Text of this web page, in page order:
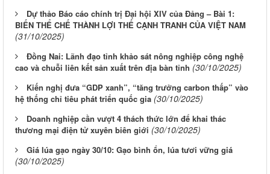
Dự thảo Báo cáo chính trị Đại hội XIV của Đảng – Bài 1:
BIẾN THỂ CHẾ THÀNH LỢI THẾ CẠNH TRANH CỦA VIỆT NAM
(31/10/2025)
Đồng Nai: Lãnh đạo tỉnh khảo sát nông nghiệp công nghệ
cao và chuỗi liên kết sản xuất trên địa bàn tỉnh (30/10/2025)
Kiến nghị đưa “GDP xanh”, “tăng trưởng carbon thấp” vào
hệ thống chỉ tiêu phát triển quốc gia (30/10/2025)
Doanh nghiệp cần vượt 4 thách thức lớn để khai thác
thương mại điện tử xuyên biên giới (30/10/2025)
Giá lúa gạo ngày 30/10: Gạo bình ổn, lúa tươi vững giá
(30/10/2025)